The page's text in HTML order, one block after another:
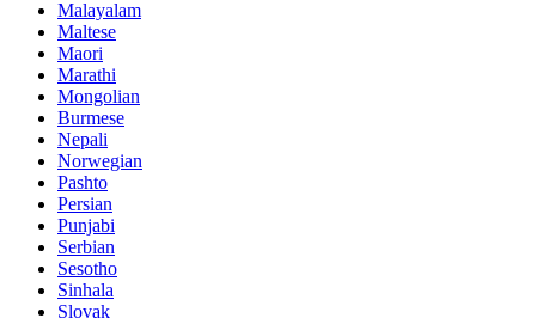
Malayalam
Maltese
Maori
Marathi
Mongolian
Burmese
Nepali
Norwegian
Pashto
Persian
Punjabi
Serbian
Sesotho
Sinhala
Slovak